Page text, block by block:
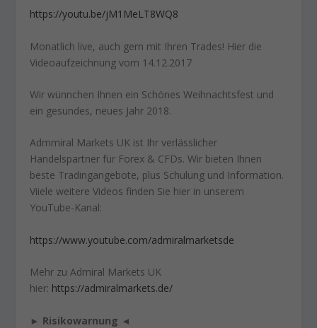
https://youtu.be/jM1MeLT8WQ8
Monatlich live, auch gern mit Ihren Trades! Hier die
Videoaufzeichnung vom 14.12.2017
Wir wünnchen Ihnen ein Schönes Weihnachtsfest und
ein gesundes, neues Jahr 2018.
Admmiral Markets UK ist Ihr verlässlicher
Handelspartner für Forex & CFDs. Wir bieten Ihnen
beste Tradingangebote, plus Schulung und Information.
Viiele weitere Videos finden Sie hier in unserem
YouTube-Kanal:
https://www.youtube.com/admiralmarketsde
Mehr zu Admiral Markets UK
hier: https://admiralmarkets.de/
► Risikowarnung ◄